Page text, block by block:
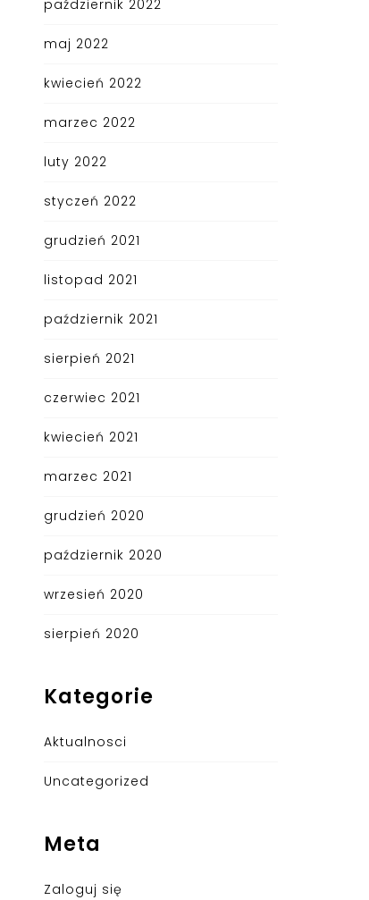
październik 2022
maj 2022
kwiecień 2022
marzec 2022
luty 2022
styczeń 2022
grudzień 2021
listopad 2021
październik 2021
sierpień 2021
czerwiec 2021
kwiecień 2021
marzec 2021
grudzień 2020
październik 2020
wrzesień 2020
sierpień 2020
Kategorie
Aktualnosci
Uncategorized
Meta
Zaloguj się